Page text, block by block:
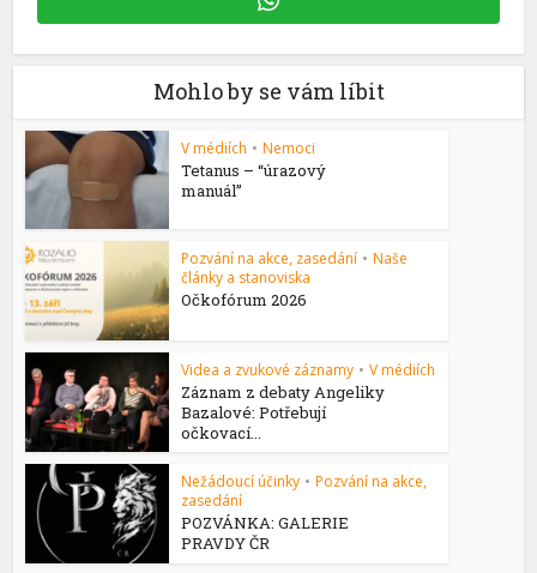
Mohlo by se vám líbit
V médiích • Nemoci
Tetanus – “úrazový
manuál”
Pozvání na akce, zasedání • Naše
články a stanoviska
Očkofórum 2026
Videa a zvukové záznamy • V médiích
Záznam z debaty Angeliky
Bazalové: Potřebují
očkovací...
Nežádoucí účinky • Pozvání na akce,
zasedání
POZVÁNKA: GALERIE
PRAVDY ČR